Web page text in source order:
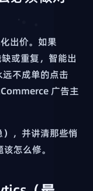
出价。如果
或重复，智能出
不成单的点击
广告主
，并讲清那些悄
怎么修。